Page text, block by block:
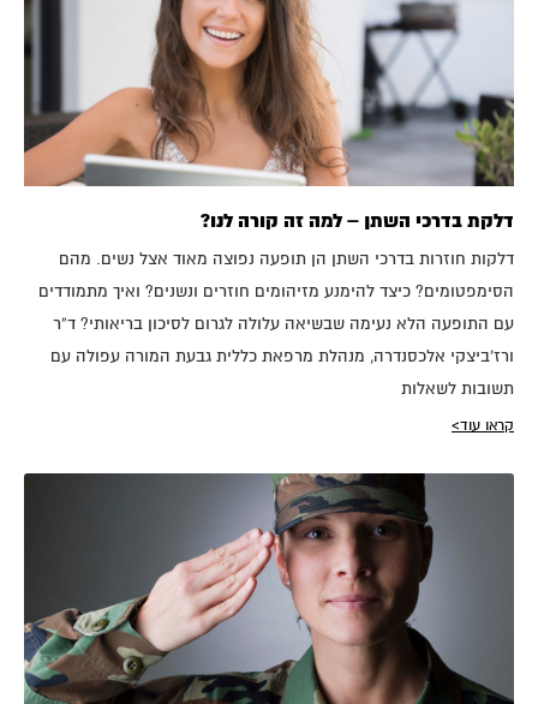
דלקת בדרכי השתן – למה זה קורה לנו?
דלקות חוזרות בדרכי השתן הן תופעה נפוצה מאוד אצל נשים. מהם
הסימפטומים? כיצד להימנע מזיהומים חוזרים ונשנים? ואיך מתמודדים
עם התופעה הלא נעימה שבשיאה עלולה לגרום לסיכון בריאותי? ד”ר
ורז'ביצקי אלכסנדרה, מנהלת מרפאת כללית גבעת המורה עפולה עם
תשובות לשאלות
קראו עוד>